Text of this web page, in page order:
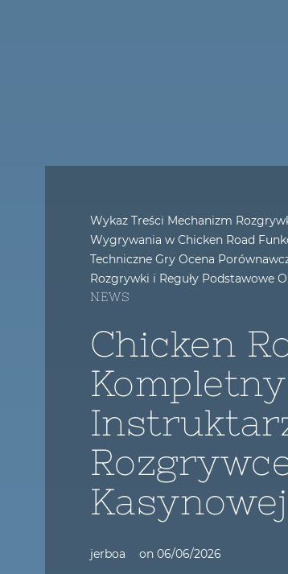
Wykaz Treści Mechanizm
Wygrywania w Chicken Road
Techniczne Gry Ocena
Rozgrywki i Reguły Podstawowe
NEWS
Chicken
Kompletny
Kasynowej
jerboa on 06/06/2026